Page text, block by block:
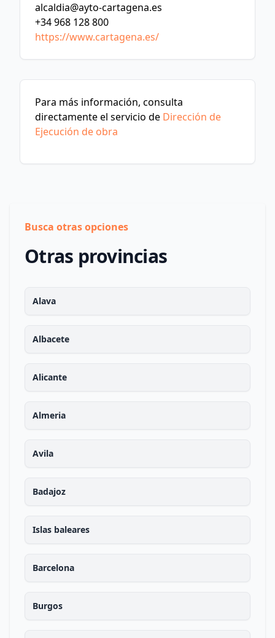
alcaldia@ayto-cartagena.es
+34 968 128 800
https://www.cartagena.es/
Para más información, consulta
directamente el servicio de Dirección de
Ejecución de obra
Busca otras opciones
Otras provincias
Alava
Albacete
Alicante
Almeria
Avila
Badajoz
Islas baleares
Barcelona
Burgos